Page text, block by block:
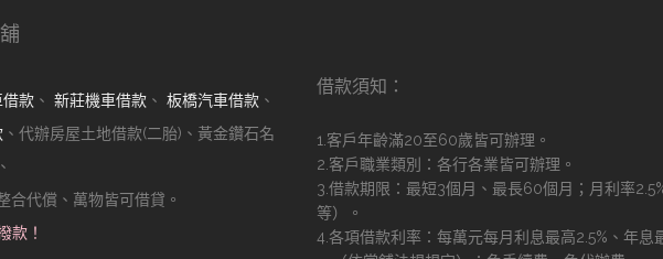
借款 、 新莊機車借款 、 板橋汽車借款 、
、代辦房屋土地借款(二胎)、黃金鑽石名
合代償、萬物皆可借貸。
款！
借款須知：
1.客戶年齡滿20至60歲皆可辦理。
2.客戶職業類別：各行各業皆可辦理。
3.借款期限：最短3個月、最長60個月；月利率
等）。
4.各項借款利率：每萬元每月利息最高2.5%、年息